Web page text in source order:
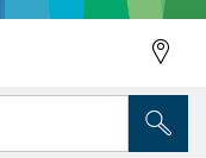
S 955 CHC 컷